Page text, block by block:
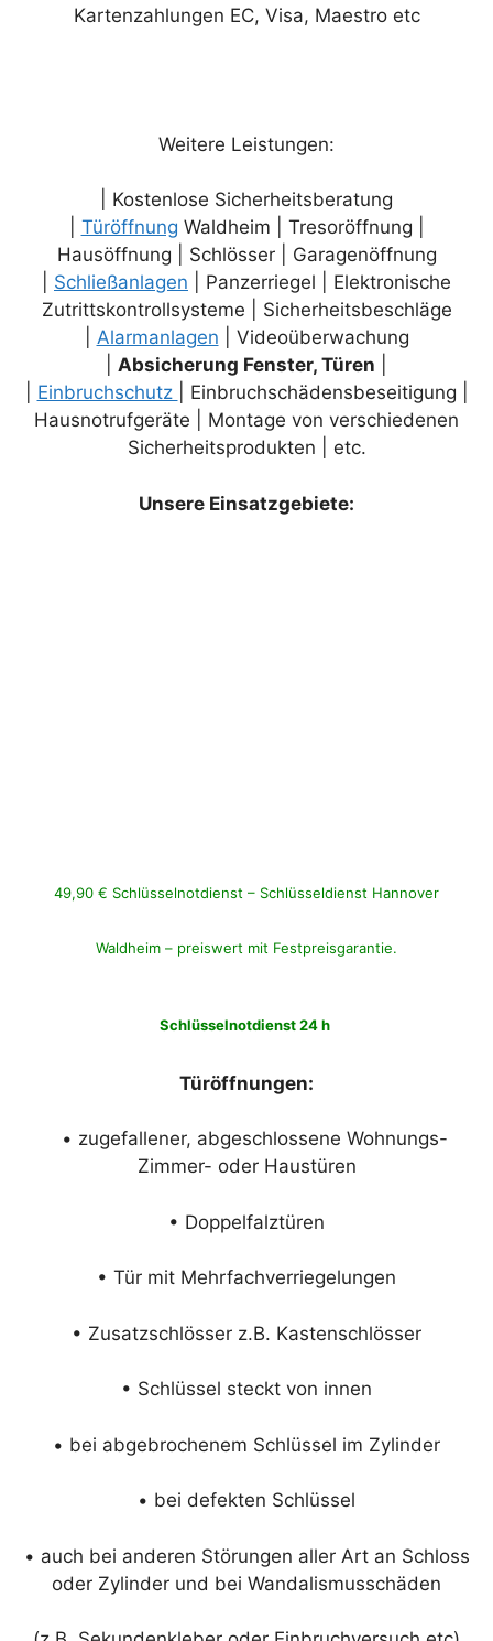
Kartenzahlungen EC, Visa, Maestro etc
Weitere Leistungen:
| Kostenlose Sicherheitsberatung
Türöffnung Waldheim | Tresoröffnung |
Hausöffnung | Schlösser | Garagenöffnung
Schließanlagen | Panzerriegel | Elektronische
Zutrittskontrollsysteme | Sicherheitsbeschläge
Alarmanlagen | Videoüberwachung
Absicherung Fenster, Türen
Einbruchschutz
| Einbruchschädensbeseitigung |
Hausnotrufgeräte | Montage von verschiedenen
Sicherheitsprodukten | etc.
Unsere Einsatzgebiete:
49,90 € Schlüsselnotdienst – Schlüsseldienst Hannover
Waldheim – preiswert mit Festpreisgarantie.
Schlüsselnotdienst 24 h
Türöffnungen:
• zugefallener, abgeschlossene Wohnungs-
Zimmer- oder Haustüren
• Doppelfalztüren
• Tür mit Mehrfachverriegelungen
• Zusatzschlösser z.B. Kastenschlösser
• Schlüssel steckt von innen
• bei abgebrochenem Schlüssel im Zylinder
• bei defekten Schlüssel
• auch bei anderen Störungen aller Art an Schloss
oder Zylinder und bei Wandalismusschäden